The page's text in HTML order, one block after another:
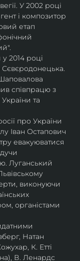
У 2002 році
і композитор
етап
у 2014 році
співпрацю з
та
про України
Іван Остапович
евакуюватися
Луганський
виконуючи
органістами
Натан
К. Етті
В. Ленардс